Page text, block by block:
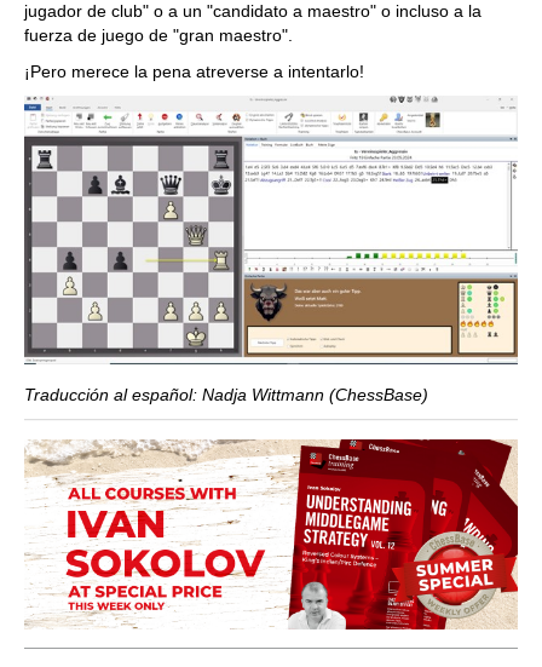
jugador de club" o a un "candidato a maestro" o incluso a la
fuerza de juego de "gran maestro".
¡Pero merece la pena atreverse a intentarlo!
Traducción al español: Nadja Wittmann (ChessBase)